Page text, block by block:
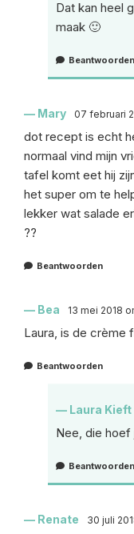
Dat kan heel
maak 🙂
Beantwoorden
Mary 07 februari
dot recept is echt
normaal vind mijn
tafel komt eet hij
het super om te
lekker wat salade
??
Beantwoorden
Bea 13 mei 2018
Laura, is de crème
Beantwoorden
Laura Kieft
Nee, die
Beantwoorden
Renate 30 juli